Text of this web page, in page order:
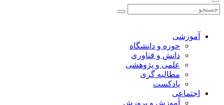
آموزشی
حوزه و دانشگاه
دانش و فناوری
علمی و پژوهشی
مطالبه گری
پادکست
اجتماعی
آموزش و پرورش